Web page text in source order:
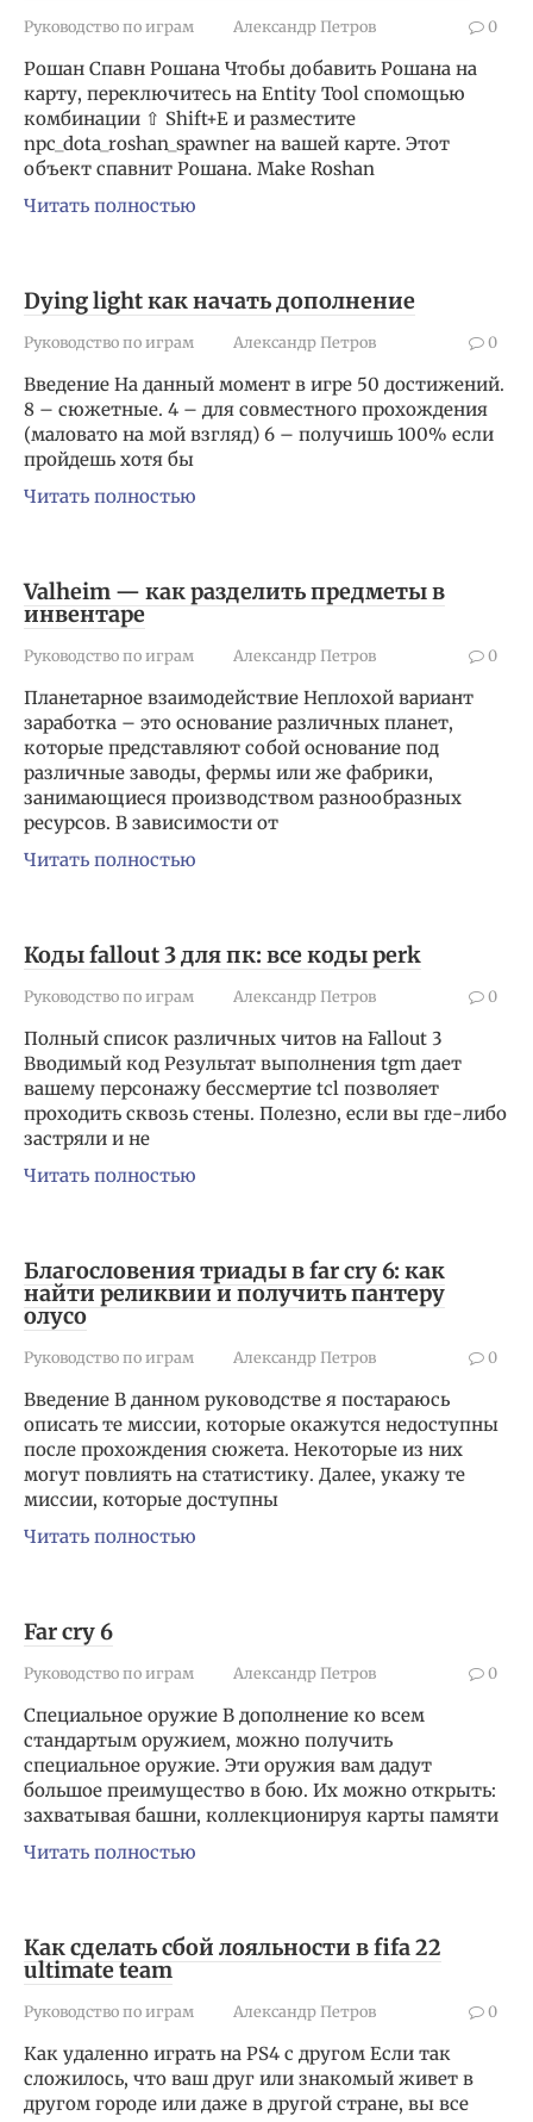
Руководство по играм Александр Петров 0
Рошан Спавн Рошана Чтобы добавить Рошана на
карту, переключитесь на Entity Tool спомощью
комбинации ⇧ Shift+E и разместите
npc_dota_roshan_spawner на вашей карте. Этот
объект спавнит Рошана. Make Roshan
Читать полностью
Dying light как начать дополнение
Руководство по играм Александр Петров 0
Введение На данный момент в игре 50 достижений.
8 – сюжетные. 4 – для совместного прохождения
(маловато на мой взгляд) 6 – получишь 100% если
пройдешь хотя бы
Читать полностью
Valheim — как разделить предметы в
инвентаре
Руководство по играм Александр Петров 0
Планетарное взаимодействие Неплохой вариант
заработка – это основание различных планет,
которые представляют собой основание под
различные заводы, фермы или же фабрики,
занимающиеся производством разнообразных
ресурсов. В зависимости от
Читать полностью
Коды fallout 3 для пк: все коды perk
Руководство по играм Александр Петров 0
Полный список различных читов на Fallout 3
Вводимый код Результат выполнения tgm дает
вашему персонажу бессмертие tcl позволяет
проходить сквозь стены. Полезно, если вы где-либо
застряли и не
Читать полностью
Благословения триады в far cry 6: как
найти реликвии и получить пантеру
олусо
Руководство по играм Александр Петров 0
Введение В данном руководстве я постараюсь
описать те миссии, которые окажутся недоступны
после прохождения сюжета. Некоторые из них
могут повлиять на статистику. Далее, укажу те
миссии, которые доступны
Читать полностью
Far cry 6
Руководство по играм Александр Петров 0
Специальное оружие В дополнение ко всем
стандартым оружием, можно получить
специальное оружие. Эти оружия вам дадут
большое преимущество в бою. Их можно открыть:
захватывая башни, коллекционируя карты памяти
Читать полностью
Как сделать сбой лояльности в fifa 22
ultimate team
Руководство по играм Александр Петров 0
Как удаленно играть на PS4 с другом Если так
сложилось, что ваш друг или знакомый живет в
другом городе или даже в другой стране, вы все